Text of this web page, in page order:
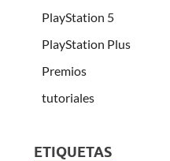
PlayStation 5
PlayStation Plus
Premios
tutoriales
ETIQUETAS